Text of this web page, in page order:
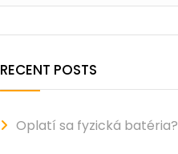
RECENT POSTS
Oplatí sa fyzická batéria?